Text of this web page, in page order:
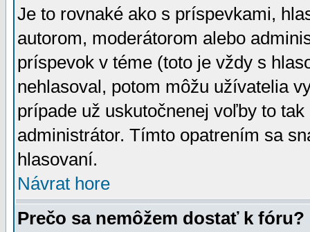
Je to rovnaké ako s príspevkami,
autorom, moderátorom alebo
príspevok v téme (toto je vždy s
nehlasoval, potom môžu užívatelia
prípade už uskutočnenej voľby to
administrátor. Tímto opatrením sa
hlasovaní.
Návrat hore
Prečo sa nemôžem dostať k fóru?